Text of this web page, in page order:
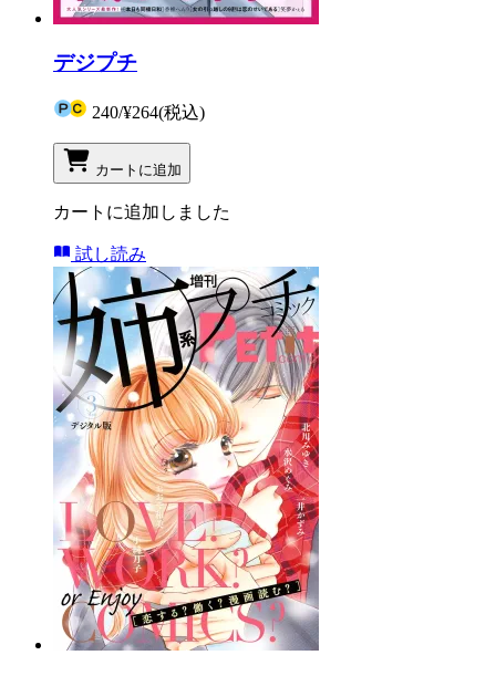
デジプチ
240/¥264(税込)
カートに追加
カートに追加しました
試し読み